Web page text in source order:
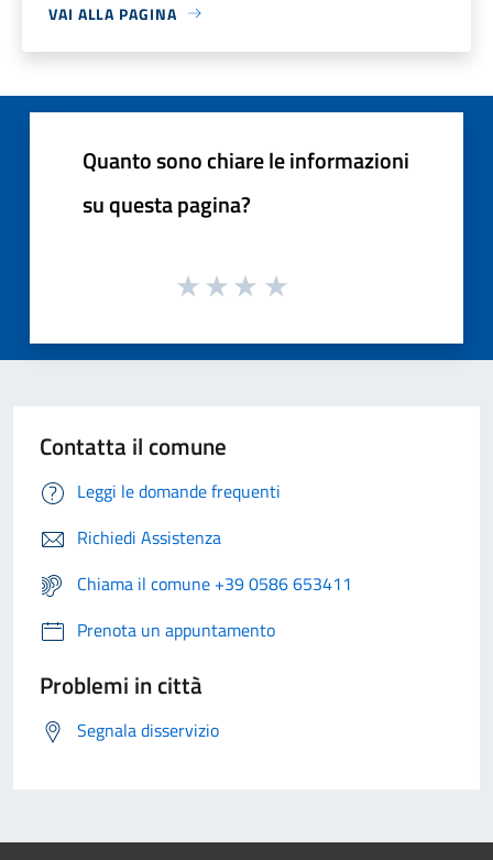
VAI ALLA PAGINA
Quanto sono chiare le informazioni
su questa pagina?
Contatta il comune
Leggi le domande frequenti
Richiedi Assistenza
Chiama il comune +39 0586 653411
Prenota un appuntamento
Problemi in città
Segnala disservizio